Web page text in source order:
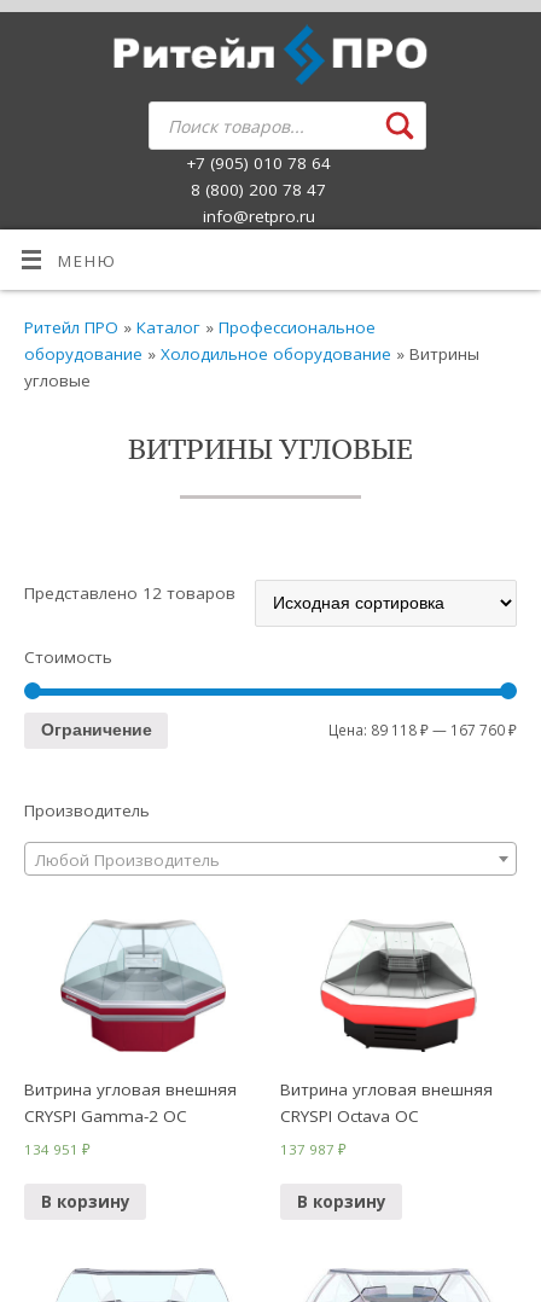
+7 (905) 010 78 64
8 (800) 200 78 47
info@retpro.ru
МЕНЮ
Ритейл ПРО »Каталог »Профессиональное
оборудование »Холодильное оборудование » Витрины
угловые
ВИТРИНЫ УГЛОВЫЕ
Представлено 12 товаров
Стоимость
Ограничение Цена: 89 118 ₽— 167 760 ₽
Производитель
Любой Производитель
Витрина угловая внешняя
CRYSPI Gamma-2 OC
134 951₽
В корзину
Витрина угловая внешняя
CRYSPI Octava ОС
137 987₽
В корзину